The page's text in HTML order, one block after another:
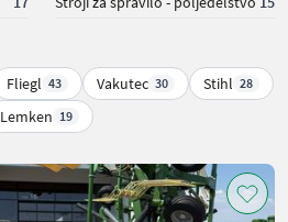
Fliegl 43 Vakutec 30 Stihl 28
Lemken 19